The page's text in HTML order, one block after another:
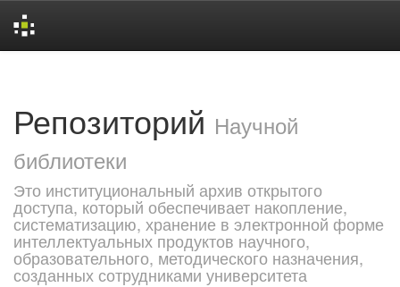
Репозиторий Научной
библиотеки
Это институциональный архив открытого
доступа, который обеспечивает накопление,
систематизацию, хранение в электронной форме
интеллектуальных продуктов научного,
образовательного, методического назначения,
созданных сотрудниками университета